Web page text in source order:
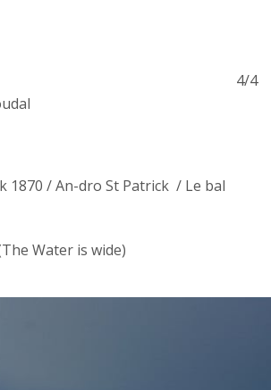
4/4
1870 / An-dro St Patrick / Le bal
Water is wide)